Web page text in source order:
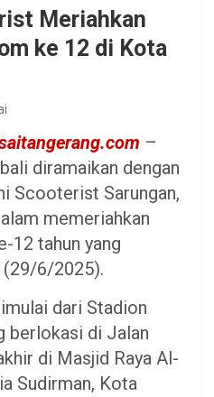
Meriahkan
ke 12 di Kota
–
diramaikan dengan
Scooterist Sarungan,
memeriahkan
12 tahun yang
(29/6/2025).
dari Stadion
berlokasi di Jalan
di Masjid Raya Al-
Sudirman, Kota